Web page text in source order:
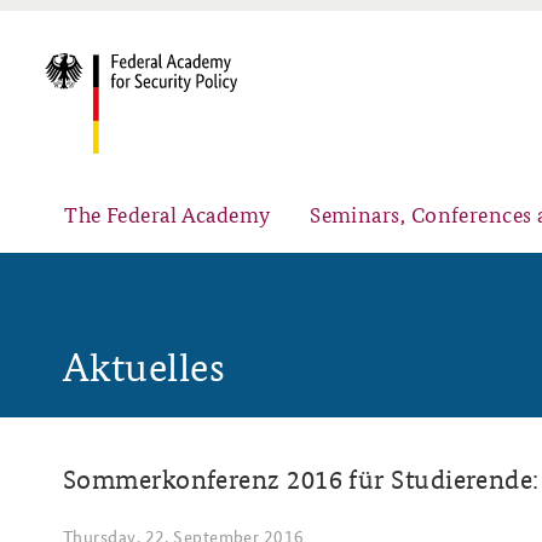
The Federal Academy
Advisory Board
Seminars, Conferences
Security Policy Course for Senior Officials
Aktuelles
Sommerkonferenz 2016 für
Thursday, 22. September 2016